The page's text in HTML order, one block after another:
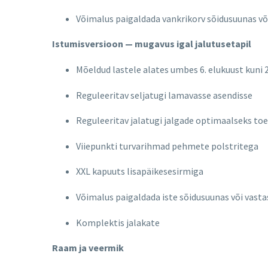
Võimalus paigaldada vankrikorv sõidusuunas
Istumisversioon — mugavus igal jalutusetapil
Mõeldud lastele alates umbes 6. elukuust kuni
Reguleeritav seljatugi lamavasse asendisse
Reguleeritav jalatugi jalgade optimaalseks
Viiepunkti turvarihmad pehmete polstritega
XXL kapuuts lisapäikesesirmiga
Võimalus paigaldada iste sõidusuunas või
Komplektis jalakate
Raam ja veermik